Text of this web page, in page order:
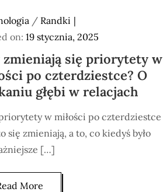
/ Randki
on:19 stycznia, 2025
zmieniają się priorytety w
po czterdziestce? O
głębi w relacjach
w miłości po czterdziestce
się zmieniają, a to, co kiedyś było
[…]
More